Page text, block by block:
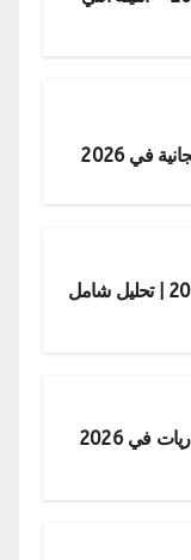
في 2026
أرباح نايل سات 2020–2025 | تحليل شامل
أقوى 10 منصات لبث المباريات في 2026